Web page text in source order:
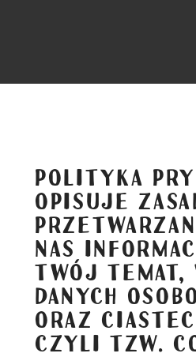
POLITYKA
OPISUJE
NAS
TWÓJ TEMAT,
DANYCH
ORAZ
CZYLI TZW.